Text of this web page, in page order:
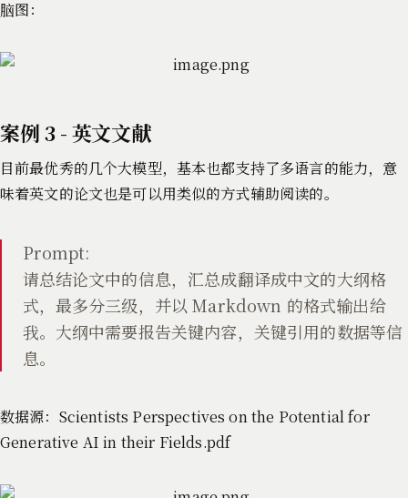
脑图：
案例 3 - 英文文献
目前最优秀的几个大模型，基本也都支持了多语言的能力，意
味着英文的论文也是可以用类似的方式辅助阅读的。
Prompt:
请总结论文中的信息，汇总成翻译成中文的大纲格
式，最多分三级，并以 Markdown 的格式输出给
我。大纲中需要报告关键内容，关键引用的数据等信
息。
数据源：Scientists Perspectives on the Potential for
Generative AI in their Fields.pdf